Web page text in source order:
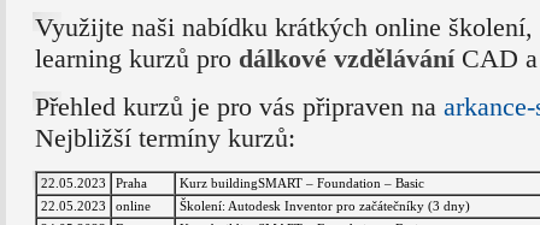
Využijte naši nabídku krátkých online
learning kurzů pro dálkové vzděláváníCAD a
Přehled kurzů je pro vás připraven na
Nejbližší termíny kurzů:
22.05.2023 Praha
Kurz buildingSMART – Foundation – Basic
22.05.2023
online
Školení: Autodesk Inventor pro začátečníky (3 dny)